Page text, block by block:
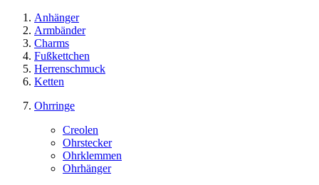
Anhänger
Armbänder
Charms
Fußkettchen
Herrenschmuck
Ketten
Ohrringe
Creolen
Ohrstecker
Ohrklemmen
Ohrhänger